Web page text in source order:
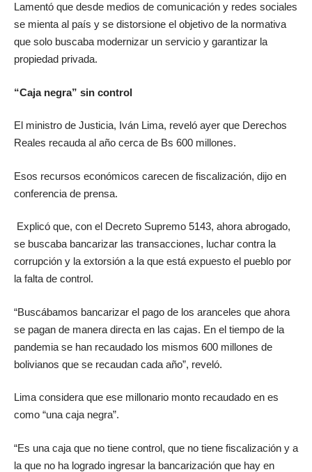
Lamentó que desde medios de comunicación y redes sociales
se mienta al país y se distorsione el objetivo de la normativa
que solo buscaba modernizar un servicio y garantizar la
propiedad privada.
“Caja negra” sin control
El ministro de Justicia, Iván Lima, reveló ayer que Derechos
Reales recauda al año cerca de Bs 600 millones.
Esos recursos económicos carecen de fiscalización, dijo en
conferencia de prensa.
Explicó que, con el Decreto Supremo 5143, ahora abrogado,
se buscaba bancarizar las transacciones, luchar contra la
corrupción y la extorsión a la que está expuesto el pueblo por
la falta de control.
“Buscábamos bancarizar el pago de los aranceles que ahora
se pagan de manera directa en las cajas. En el tiempo de la
pandemia se han recaudado los mismos 600 millones de
bolivianos que se recaudan cada año”, reveló.
Lima considera que ese millonario monto recaudado en es
como “una caja negra”.
“Es una caja que no tiene control, que no tiene fiscalización y a
la que no ha logrado ingresar la bancarización que hay en